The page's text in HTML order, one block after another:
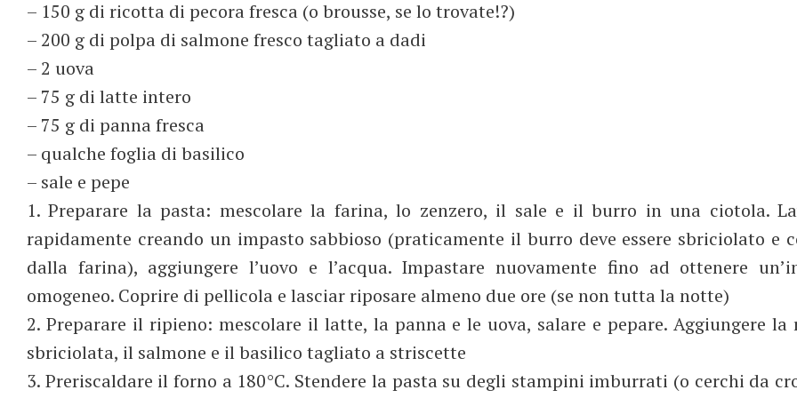
– 150 g di ricotta di pecora fresca (o brousse, se lo trovate!?)
– 200 g di polpa di salmone fresco tagliato a dadi
– 2 uova
– 75 g di latte intero
– 75 g di panna fresca
– qualche foglia di basilico
– sale e pepe
1. Preparare la pasta: mescolare la farina, lo zenzero, il sale e il burro in una ciotola.
rapidamente creando un impasto sabbioso (praticamente il burro deve essere sbriciolato e
dalla farina), aggiungere l’uovo e l’acqua. Impastare nuovamente fino ad ottenere
omogeneo. Coprire di pellicola e lasciar riposare almeno due ore (se non tutta la notte)
2. Preparare il ripieno: mescolare il latte, la panna e le uova, salare e pepare. Aggiungere
sbriciolata, il salmone e il basilico tagliato a striscette
3. Preriscaldare il forno a 180°C. Stendere la pasta su degli stampini imburrati (o cerchi da